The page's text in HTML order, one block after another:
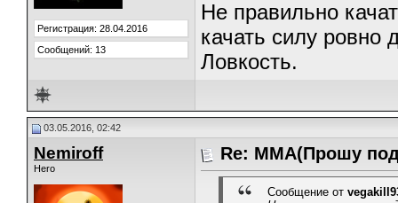
Регистрация: 28.04.2016
Сообщений: 13
Не правильно
качать силу
Ловкость.
03.05.2016, 02:42
Nemiroff
Hero
Re: ММА(Прошу
Сообщение от